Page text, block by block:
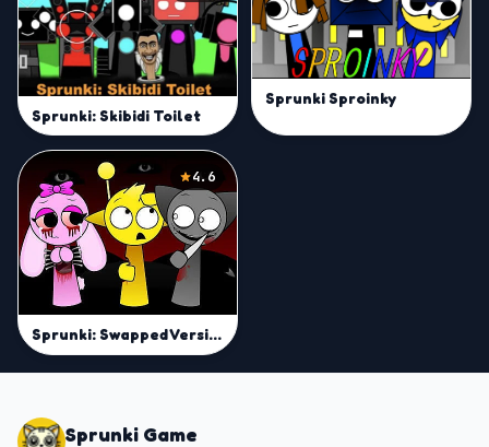
Sprunki: Skibidi Toilet
Sprunki Sproinky
4.6
Sprunki: Swapped Version
Sprunki Game